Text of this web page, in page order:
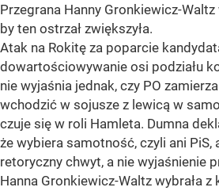
Przegrana Hanny Gronkiewicz-
by ten ostrzał zwiększyła.
Atak na Rokitę za poparcie
dowartościowywanie osi podziału
nie wyjaśnia jednak, czy PO
wchodzić w sojusze z lewicą w
czuje się w roli Hamleta. Dumna
że wybiera samotność, czyli ani PiS,
retoryczny chwyt, a nie wyjaśnienie
Hanna Gronkiewicz-Waltz wybrała